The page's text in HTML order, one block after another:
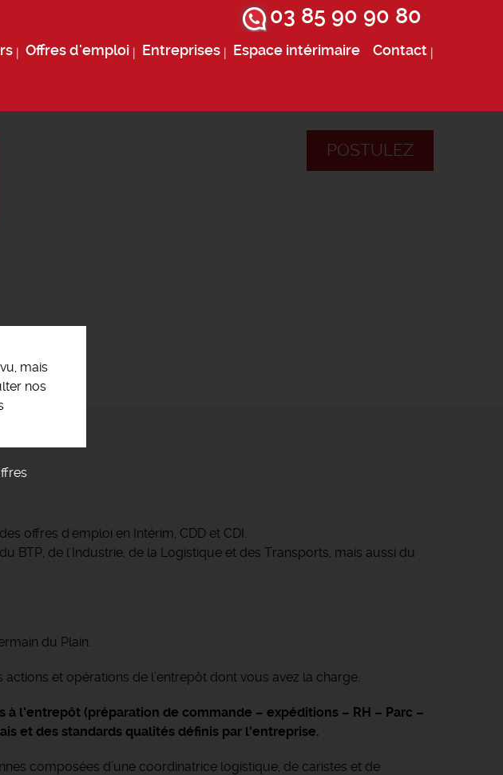
03 85 90 90 80
Offres d'emploi Entreprises Espace intérimaire Contact
mais
nos
POSTULEZ
offres d'emploi en Intérim, CDD et CDI.
BTP, de l'Industrie, de la Logistique et des Transports, mais aussi du
du Plain.
et opérations de l’entrepôt dont vous avez la charge.
l’entrepôt (préparation de commande – expéditions – RH – Parc –
et des standards qualités définis par l’entreprise.
composées d’une coordinatrice logistique, de caristes et de